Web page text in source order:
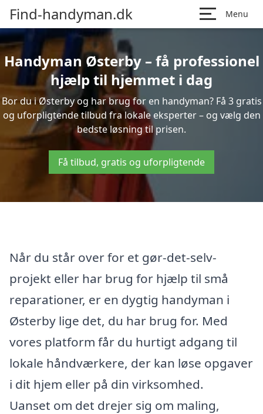
Find-handyman.dk Menu
Handyman Østerby – få professionel
hjælp til hjemmet i dag
Bor du i Østerby og har brug for en handyman? Få 3 gratis
og uforpligtende tilbud fra lokale eksperter – og vælg den
bedste løsning til prisen.
Få tilbud, gratis og uforpligtende
Når du står over for et gør-det-selv-
projekt eller har brug for hjælp til små
reparationer, er en dygtig handyman i
Østerby lige det, du har brug for. Med
vores platform får du hurtigt adgang til
lokale håndværkere, der kan løse opgaver
i dit hjem eller på din virksomhed.
Uanset om det drejer sig om maling,